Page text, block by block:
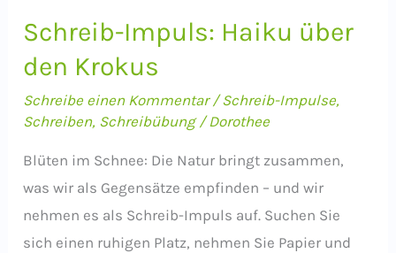
Schreib-Impuls: Haiku über
den Krokus
Schreibe einen Kommentar /Schreib-Impulse,
Schreiben, Schreibübung/Dorothee
Blüten im Schnee: Die Natur bringt zusammen,
was wir als Gegensätze empfinden – und wir
nehmen es als Schreib-Impuls auf. Suchen Sie
sich einen ruhigen Platz, nehmen Sie Papier und